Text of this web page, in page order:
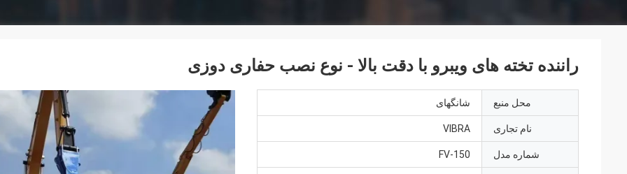
راننده تخته های ویبرو با دقت بالا - نوع نصب حفاری دوزی
محل منبع شانگهای
نام تجاری VIBRA
شماره مدل FV-150